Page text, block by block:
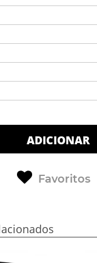
ADICIONAR
Favoritos